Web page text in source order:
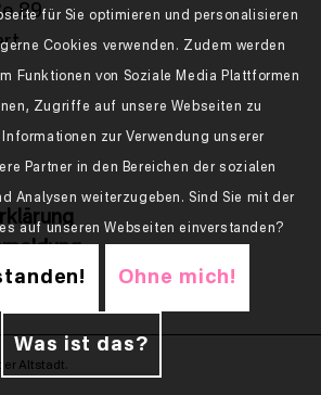
89
Altstadt.
für Sie optimieren und personalisieren
Cookies verwenden. Zudem werden
Funktionen von Soziale Media Plattformen
Zugriffe auf unsere Webseiten zu
zur Verwendung unserer
Partner in den Bereichen der sozialen
Analysen weiterzugeben. Sind Sie mit der
auf unseren Webseiten einverstanden?
Ohne mich!
Was ist das?